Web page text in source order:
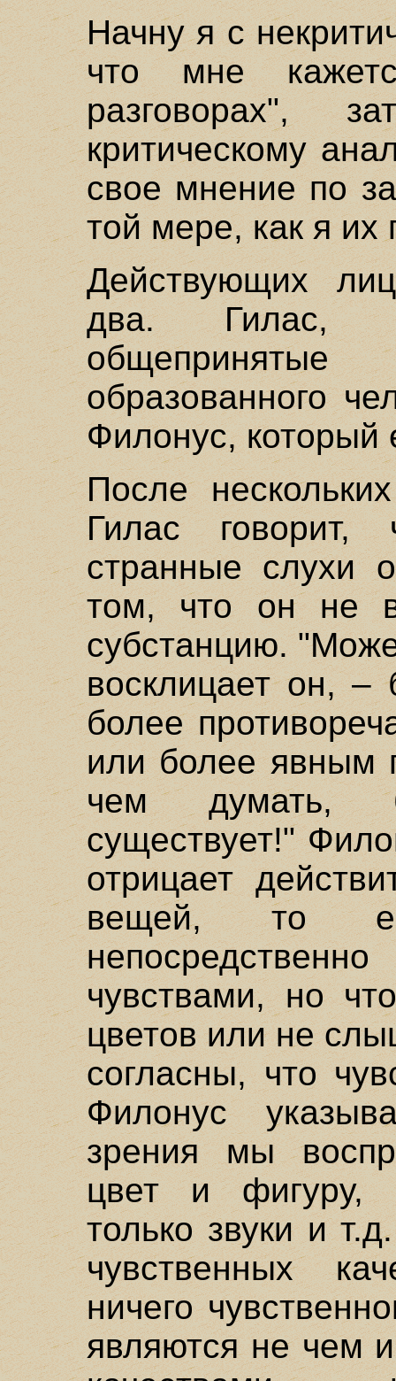
Начну я с
что мне
разговорах",
критическому
свое мнение по
той мере, как я их
Действующих
два. Гилас,
образованного
Филонус, который
После
Гилас
странные слухи
том, что он не
субстанцию.
восклицает он, –
более
или более явным
чем думать,
существует!"
отрицает
вещей, то
чувствами, но
цветов или не
согласны, что
Филонус
зрения мы
цвет и фигуру,
только звуки и
чувственных
ничего
являются не чем